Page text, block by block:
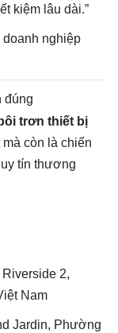
kiệm lâu dài.”
nghiệp
đúng
trơn thiết bị
còn là chiến
tín thương
2,
Nam
Jardin, Phường